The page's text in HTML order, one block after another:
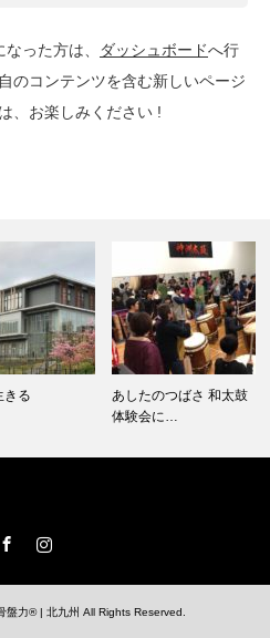
った方は、 ダッシュボードへ行
のコンテンツを含む新しいページ
、お楽しみください !
きる
あしたのつばさ 和太鼓
体験会に…
盤力® | 北九州 All Rights Reserved.